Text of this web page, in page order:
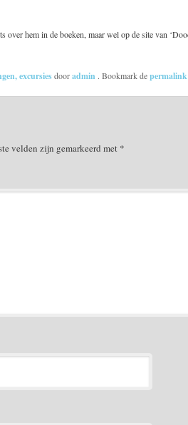
over hem in de boeken, maar wel op de site van
excursiesdooradmin . Bookmark depermalink
velden zijn gemarkeerd met *